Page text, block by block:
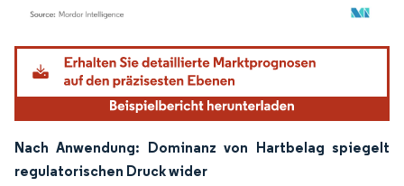
Bild © Mordor Intelligence. Wiederverwendung erfordert Namensnennung gemäß
Nach Anwendung: Dominanz von Hartbelag spiegelt
regulatorischen Druck wider